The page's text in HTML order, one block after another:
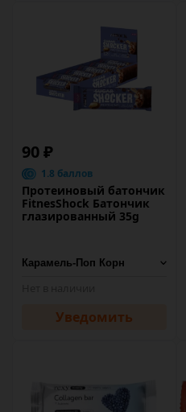
90 ₽
1.8 баллов
Протеиновый батончик
FitnesShock Батончик
глазированный 35g
Уведомить